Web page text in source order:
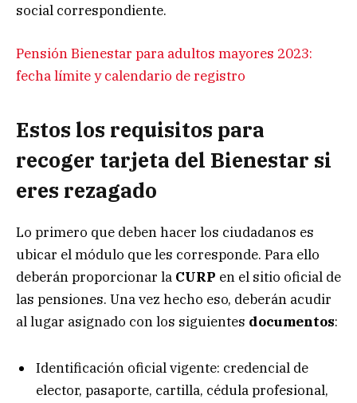
social correspondiente.
Pensión Bienestar para adultos mayores 2023:
fecha límite y calendario de registro
Estos los requisitos para
recoger tarjeta del Bienestar si
eres rezagado
Lo primero que deben hacer los ciudadanos es
ubicar el módulo que les corresponde. Para ello
deberán proporcionar la CURP en el sitio oficial de
las pensiones. Una vez hecho eso, deberán acudir
al lugar asignado con los siguientes documentos:
Identificación oficial vigente: credencial de
elector, pasaporte, cartilla, cédula profesional,